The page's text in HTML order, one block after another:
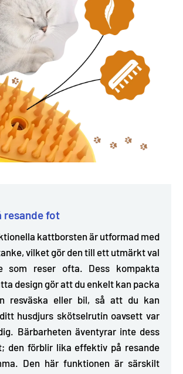
resande fot
kattborsten är utformad med
vilket gör den till ett utmärkt val
som reser ofta. Dess kompakta
designgör att du enkelt kan packa
resväska eller bil, så att du kan
husdjurs skötselrutin oavsett var
Bärbarheten äventyrar inte dess
den förblir lika effektiv på resande
Den här funktionen är särskilt